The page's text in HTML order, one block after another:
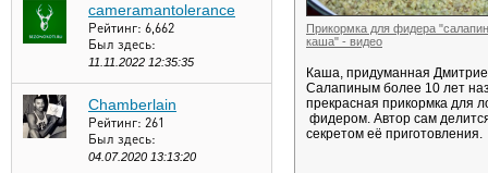
cameramantolerance
Рейтинг: 6,662
Был здесь:
11.11.2022 12:35:35
Chamberlain
Рейтинг: 261
Был здесь:
04.07.2020 13:13:20
Прикормка для фидера
каша" - видео
Каша, придуманная
Салапиным более 10 лет
прекрасная прикормка для
фидером. Автор сам
секретом её приготовления.